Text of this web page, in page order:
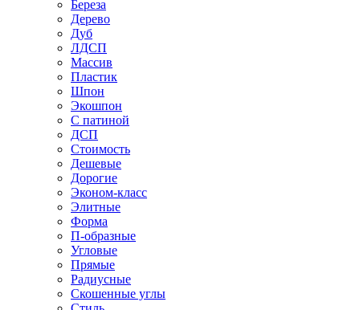
Береза
Дерево
Дуб
ЛДСП
Массив
Пластик
Шпон
Экошпон
С патиной
ДСП
Стоимость
Дешевые
Дорогие
Эконом-класс
Элитные
Форма
П-образные
Угловые
Прямые
Радиусные
Скошенные углы